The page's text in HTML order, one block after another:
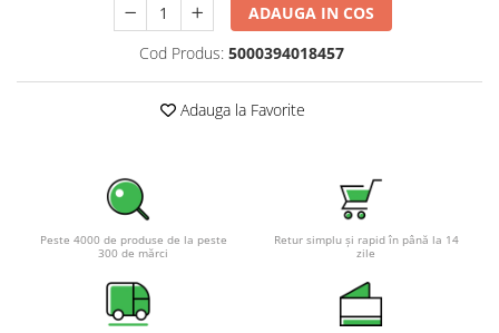
Pachete complete stocare energie
Sisteme fotovoltaice complete
Sisteme fotovoltaice profesionale
Pachete sisteme fotovoltaice
Statii de incarcare vehicule
Statii de incarcare
ADAUGA IN COS
Cod Produs: 5000394018457
Adauga la Favorite
Peste 4000 de produse de la peste
300 de mărci
Retur simplu și rapid în până la 14
zile